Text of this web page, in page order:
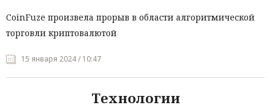
CoinFuze произвела прорыв в области алгоритмической
торговли криптовалютой
15 января 2024 / 10:47
Технологии